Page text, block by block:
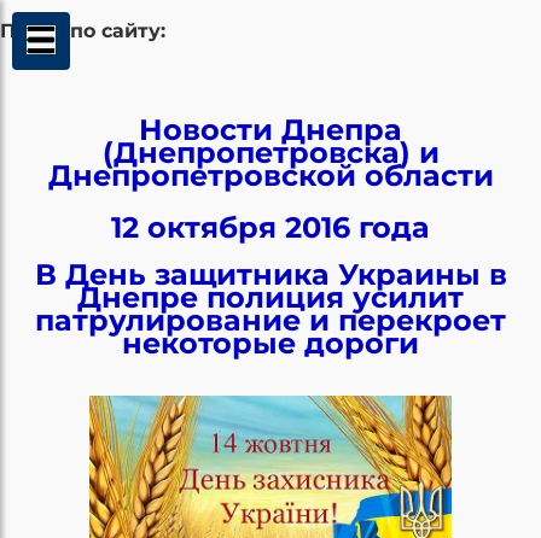
Поиск по сайту:
Новости Днепра
(Днепропетровска) и
Днепропетровской области
12 октября 2016 года
В День защитника Украины в
Днепре полиция усилит
патрулирование и перекроет
некоторые дороги